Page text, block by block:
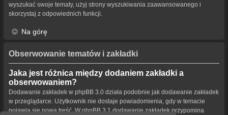
wyszukać swoje tematy, użyj strony wyszukiwania zaawansowanego i
skorzystaj z odpowiednich funkcji.
Na górę
Obserwowanie tematów i zakładki
Jaka jest różnica między dodaniem zakładki a
obserwowaniem?
Dodawanie zakładek w phpBB 3.0 działa podobnie jak dodawanie zakładek
w przeglądarce. Użytkownik nie dostaje powiadomienia, gdy w temacie
pojawia się nowa treść. W phpBB 3.1 dodawanie zakładek przypomina